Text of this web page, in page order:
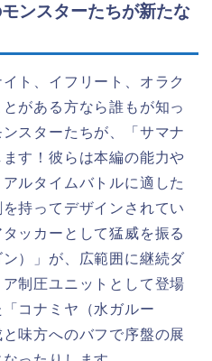
ンスターたちが新たな
ト、イフリート、オラク
がある方なら誰もが知っ
スターたちが、「サマナ
す！彼らは本編の能力や
ルタイムバトルに適した
持ってデザインされてい
ッカーとして猛威を振る
）」が、広範囲に継続ダ
制圧ユニットとして登場
コナミヤ（水ガルー
味方へのバフで序盤の展